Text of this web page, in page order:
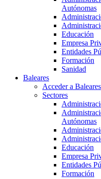
Autónomas
Educación
Empresa
Entidades
Formación
Sanidad
Baleares
Acceder a Baleares
Sectores
Autónomas
Educación
Empresa
Entidades
Formación